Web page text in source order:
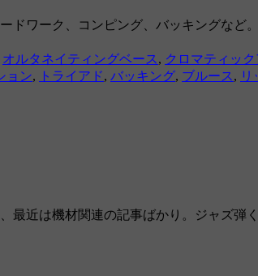
ワーク、コンピング、バッキングなど
オルタネイティングベース , クロマティッ
ョン, トライアド, バッキング, ブルース , リ
近は機材関連の記事ばかり。ジャズ弾